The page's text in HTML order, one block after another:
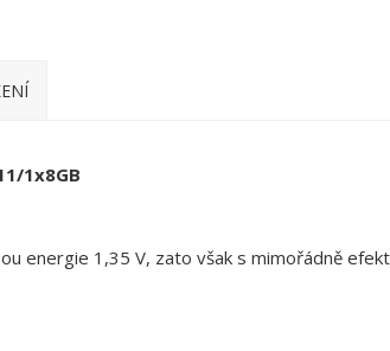
1x8GB
energie 1,35 V, zato však s mimořádně